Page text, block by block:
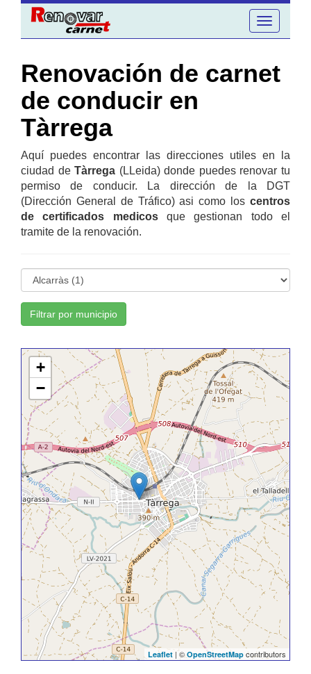
Toggle
navigation
Renovación de carnet
de conducir en
Tàrrega
Aquí puedes encontrar las direcciones utiles en la
ciudad deTàrrega (LLeida) donde puedes renovar tu
permiso de conducir. La dirección de la DGT
(Dirección General de Tráfico) asi como los centros
de certificados medicosque gestionan todo el
tramite de la renovación.
Filtrar por municipio
+
−
Leaflet | ©OpenStreetMap contributors